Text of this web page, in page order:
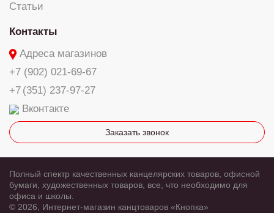
Статьи
Контакты
Адреса магазинов
+7 (902) 021-69-67
+7 (351) 237-97-27
Вконтакте
Заказать звонок
Полный спектр качественных канцелярских товаров, офисной
бумаги, художественных товаров, все, что необходимо для
офиса и школы.
© 2026, Интернет-магазин канцтоваров «Кнопка»